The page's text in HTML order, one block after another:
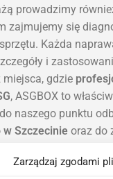
Zarządzaj zgodami
prowadzimy
zajmujemy się
Każda
i
gdzie
, ASGBOX to
naszego punktu
Szczecinie oraz do